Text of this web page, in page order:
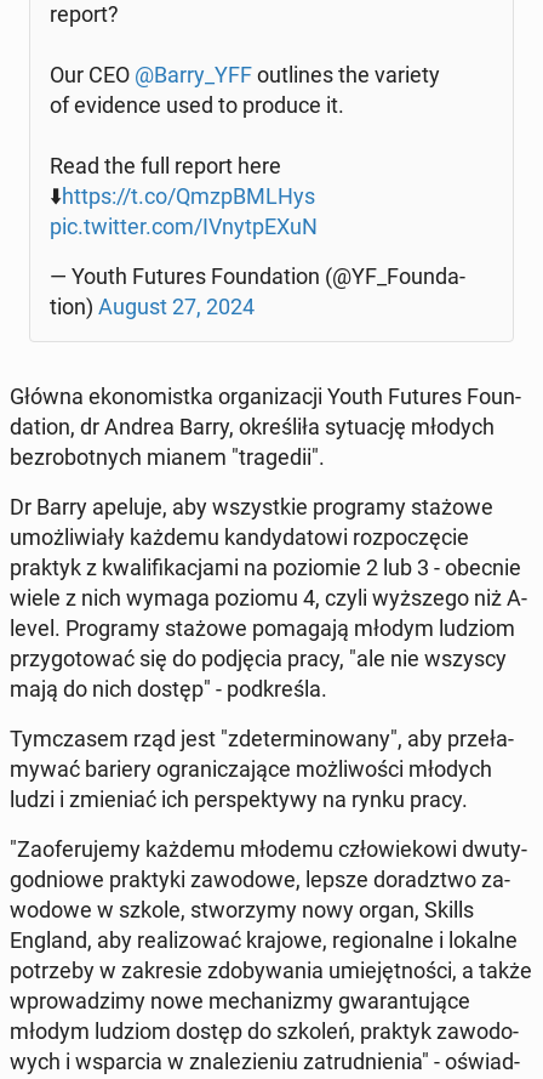
report?
Our CEO @Barry_YFFoutli­nes the variety
of evi­den­ce used to produce it.
Read the full report here
⬇️https://t.co/QmzpBML­Hys
pic.twitter.com/IVnyt­pE­XuN
— Youth Futures Fo­un­da­tion (@YF_Fo­un­da­
tion) August 27, 2024
Główna eko­no­mist­ka or­ga­ni­za­cji Youth Futures Fo­un­
da­tion, dr Andrea Barry, okre­śli­ła sy­tu­ację młodych
bez­ro­bot­nych mianem "tra­ge­dii".
Dr Barry apeluje, aby wszyst­kie pro­gra­my stażowe
umoż­li­wia­ły każdemu kan­dy­da­to­wi roz­po­czę­cie
praktyk z kwa­li­fi­ka­cja­mi na po­zio­mie 2 lub 3 - obecnie
wiele z nich wymaga poziomu 4, czyli wyż­sze­go niż A-
level. Pro­gra­my stażowe po­ma­ga­ją młodym ludziom
przy­go­to­wać się do pod­ję­cia pracy, "ale nie wszyscy
mają do nich dostęp" - pod­kre­śla.
Tym­cza­sem rząd jest "zde­ter­mi­no­wa­ny", aby prze­ła­
my­wać bariery ogra­ni­cza­ją­ce moż­li­wo­ści młodych
ludzi i zmie­niać ich per­spek­ty­wy na rynku pracy.
"Za­ofe­ru­je­my każdemu młodemu czło­wie­ko­wi dwu­ty­
go­dnio­we prak­ty­ki za­wo­do­we, lepsze do­radz­two za­
wo­do­we w szkole, stwo­rzy­my nowy organ, Skills
England, aby re­ali­zo­wać krajowe, re­gio­nal­ne i lokalne
po­trze­by w za­kre­sie zdo­by­wa­nia umie­jęt­no­ści, a także
wpro­wa­dzi­my nowe me­cha­ni­zmy gwa­ran­tu­ją­ce
młodym ludziom dostęp do szkoleń, praktyk za­wo­do­
wych i wspar­cia w zna­le­zie­niu za­trud­nie­nia" - oświad­